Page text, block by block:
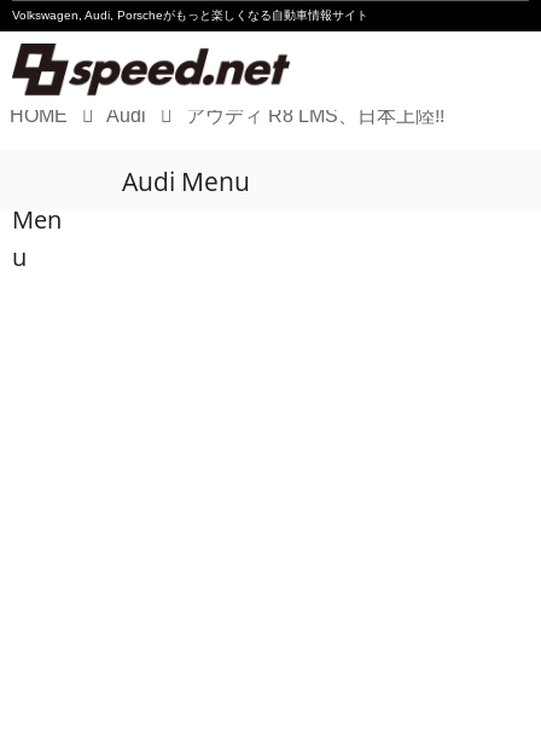
Volkswagen, Audi, Porscheがもっと楽しくなる自動車情報サイト
Audi
HOME Audi アウディ R8 LMS、日本上陸!!
Men
u
Audi Menu